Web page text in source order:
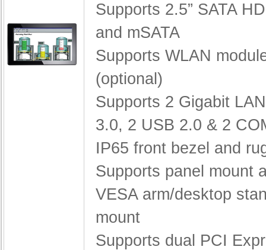
Supports 2.5” SATA
and mSATA
Supports WLAN
(optional)
Supports 2 Gigabit
3.0, 2 USB 2.0 & 2
IP65 front bezel and
Supports panel mount
VESA arm/desktop
mount
Supports dual PCI